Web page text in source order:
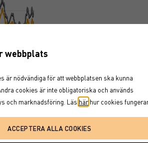
webbplats
är nödvändiga för att webbplatsen ska kunna
cookies är inte obligatoriska och används
och marknadsföring. Läs här hur cookies